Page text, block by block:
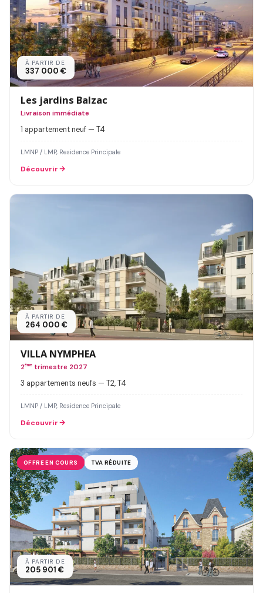
À PARTIR DE
337 000 €
Les jardins Balzac
Livraison immédiate
1 appartement neuf — T4
LMNP / LMP, Residence Principale
Découvrir
À PARTIR DE
264 000 €
VILLA NYMPHEA
2ème trimestre 2027
3 appartements neufs — T2, T4
LMNP / LMP, Residence Principale
Découvrir
OFFRE EN COURS TVA RÉDUITE
À PARTIR DE
205 901 €